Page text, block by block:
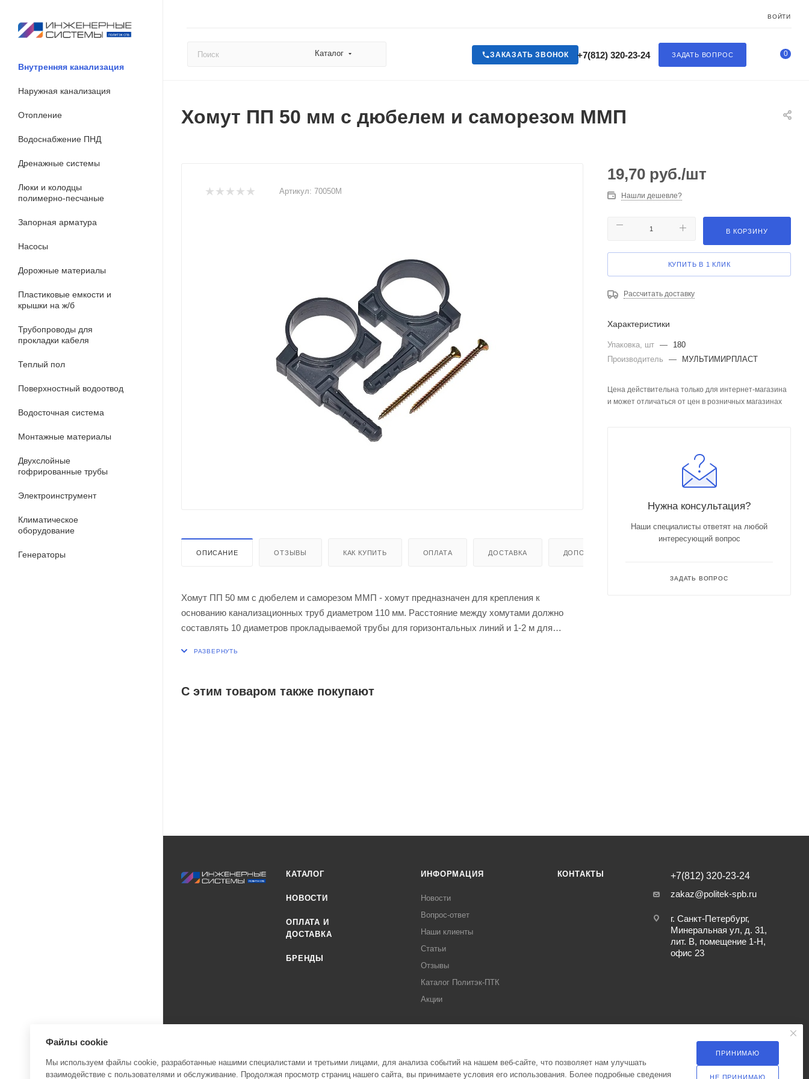
ВОЙТИ
Каталог ЗАДАТЬ ВОПРОС
+7(812) 320-23-24
ЗАКАЗАТЬ ЗВОНОК 0
Внутренняя канализация
Наружная канализация
Отопление
Водоснабжение ПНД
Дренажные системы
Люки и колодцы
полимерно-песчаные
Запорная арматура
Насосы
Дорожные материалы
Пластиковые емкости и
крышки на ж/б
Трубопроводы для
прокладки кабеля
Теплый пол
Поверхностный водоотвод
Водосточная система
Монтажные материалы
Двухслойные
гофрированные трубы
Электроинструмент
Климатическое
оборудование
Генераторы
Хомут ПП 50 мм с дюбелем и саморезом ММП
Артикул: 70050М
ОПИСАНИЕ ОТЗЫВЫ КАК КУПИТЬ ОПЛАТА ДОСТАВКА ДОПОЛНИТЕЛЬНО
Хомут ПП 50 мм с дюбелем и саморезом ММП - хомут предназначен для крепления к
основанию канализационных труб диаметром 110 мм. Расстояние между хомутами должно
составлять 10 диаметров прокладываемой трубы для горизонтальных линий и 1-2 м для
С этим товаром также покупают
19,70 руб./шт
Нашли дешевле?
В КОРЗИНУ
КУПИТЬ В 1 КЛИК
Рассчитать доставку
Характеристики
Упаковка, шт —
180
Производитель
— МУЛЬТИМИРПЛАСТ
Цена действительна только для интернет-магазина
и может отличаться от цен в розничных магазинах
Нужна консультация?
Наши специалисты ответят на любой
интересующий вопрос
ЗАДАТЬ ВОПРОС
КАТАЛОГ
НОВОСТИ
ОПЛАТА И
ДОСТАВКА
БРЕНДЫ
ИНФОРМАЦИЯ
Новости
Вопрос-ответ
Наши клиенты
Статьи
Отзывы
Каталог Политэк-ПТК
Акции
КОНТАКТЫ
+7(812) 320-23-24
zakaz@politek-spb.ru
г. Санкт-Петербург,
Минеральная ул, д. 31,
лит. В, помещение 1-Н,
офис 23
Файлы cookie
Мы используем файлы cookie, разработанные нашими специалистами и третьими лицами, для анализа событий на нашем веб-сайте, что позволяет нам улучшать
взаимодействие с пользователями и обслуживание. Продолжая просмотр страниц нашего сайта, вы принимаете условия его использования. Более подробные сведения
ПРИНИМАЮ
НЕ ПРИНИМАЮ